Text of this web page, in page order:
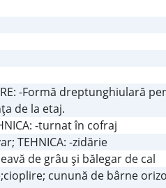
-Formă dreptunghiulară
de la etaj.
-turnat în cofraj
TEHNICA: -zidărie
de grâu şi bălegar de cal
cunună de bârne